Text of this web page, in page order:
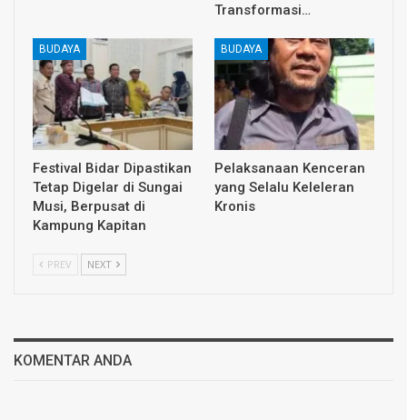
Transformasi…
BUDAYA
Festival Bidar Dipastikan
Tetap Digelar di Sungai
Musi, Berpusat di
Kampung Kapitan
BUDAYA
Pelaksanaan Kenceran
yang Selalu Keleleran
Kronis
PREV NEXT
KOMENTAR ANDA